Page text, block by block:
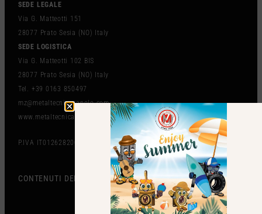
SEDE LEGALE
Via G. Matteotti 151
28077 Prato Sesia (NO) Italy
SEDE LOGISTICA
Via G. Matteotti 102 BIS
28077 Prato Sesia (NO) Italy
Tel. +39 0163 850497
mz@metaltecnicazanolo.com
www.metaltecnicazanolo.com
P.IVA IT01262820036
CONTENUTI DEL SITO